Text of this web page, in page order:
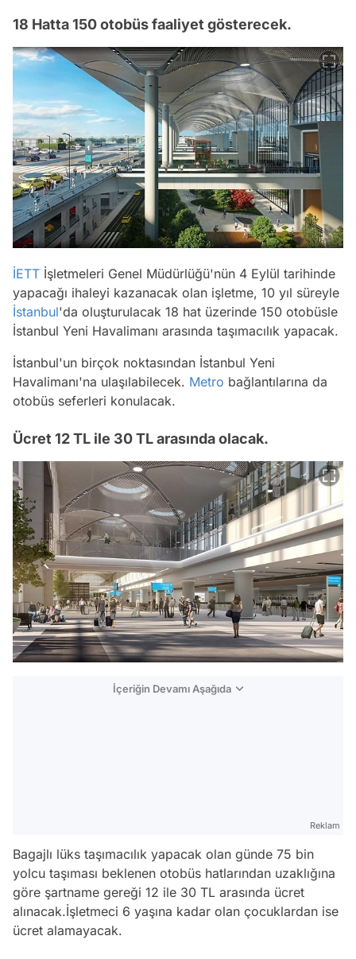
18 Hatta 150 otobüs faaliyet gösterecek.
İETT İşletmeleri Genel Müdürlüğü'nün 4 Eylül tarihinde
yapacağı ihaleyi kazanacak olan işletme, 10 yıl süreyle
İstanbul'da oluşturulacak 18 hat üzerinde 150 otobüsle
İstanbul Yeni Havalimanı arasında taşımacılık yapacak.
İstanbul'un birçok noktasından İstanbul Yeni
Havalimanı'na ulaşılabilecek. Metro bağlantılarına da
otobüs seferleri konulacak.
Ücret 12 TL ile 30 TL arasında olacak.
İçeriğin Devamı Aşağıda
Reklam
Bagajlı lüks taşımacılık yapacak olan günde 75 bin
yolcu taşıması beklenen otobüs hatlarından uzaklığına
göre şartname gereği 12 ile 30 TL arasında ücret
alınacak.İşletmeci 6 yaşına kadar olan çocuklardan ise
ücret alamayacak.